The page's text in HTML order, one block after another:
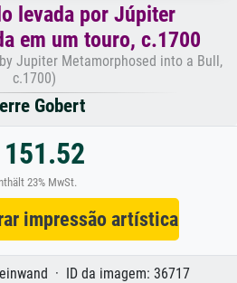
levada por Júpiter
em um touro, c.1700
Jupiter Metamorphosed into a Bull,
c.1700)
Gobert
23% MwSt.
impressão artística
· ID da imagem: 36717